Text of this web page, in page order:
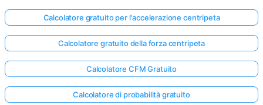
Calcolatore gratuito per l'accelerazione centripeta
Calcolatore gratuito della forza centripeta
Calcolatore CFM Gratuito
Calcolatore di probabilità gratuito